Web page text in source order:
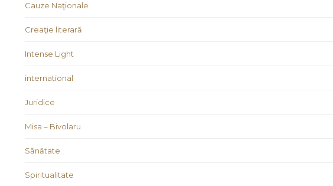
Cauze Naţionale
Creaţie literară
Intense Light
international
Juridice
Misa – Bivolaru
Sănătate
Spiritualitate